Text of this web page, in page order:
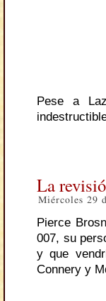
Pese a
La
Miércoles 29
Pierce
007, su
y que
Connery y